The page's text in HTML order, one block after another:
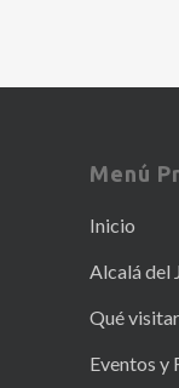
Menú
Inicio
Alcalá del
Qué visitar
Eventos y